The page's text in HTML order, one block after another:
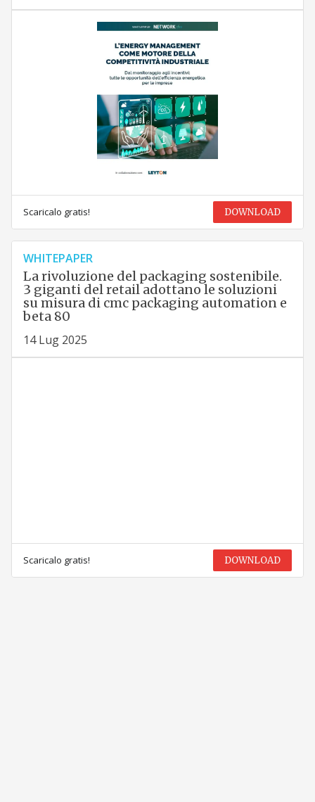
Scaricalo gratis! DOWNLOAD
WHITEPAPER
La rivoluzione del packaging sostenibile.
3 giganti del retail adottano le soluzioni
su misura di cmc packaging automation e
beta 80
14 Lug 2025
Scaricalo gratis! DOWNLOAD